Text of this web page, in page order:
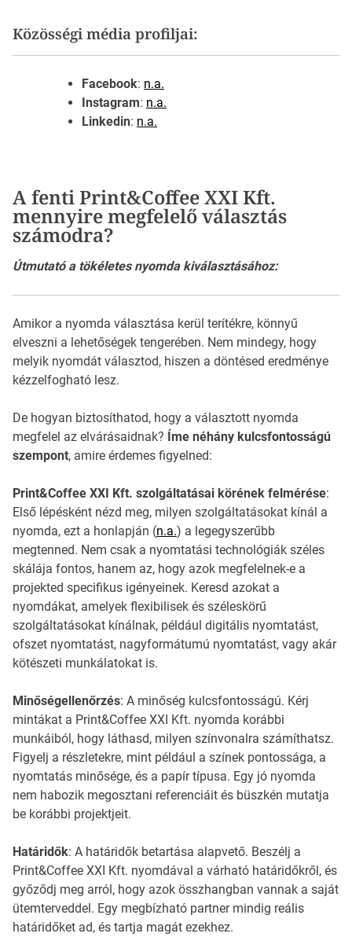
Közösségi média profiljai:
Facebook: n.a.
Instagram: n.a.
Linkedin: n.a.
A fenti Print&Coffee XXI Kft.
mennyire megfelelő választás
számodra?
Útmutató a tökéletes nyomda kiválasztásához:
Amikor a nyomda választása kerül terítékre, könnyű
elveszni a lehetőségek tengerében. Nem mindegy, hogy
melyik nyomdát választod, hiszen a döntésed eredménye
kézzelfogható lesz.
De hogyan biztosíthatod, hogy a választott nyomda
megfelel az elvárásaidnak? Íme néhány kulcsfontosságú
szempont, amire érdemes figyelned:
Print&Coffee XXI Kft. szolgáltatásai körének felmérése:
Első lépésként nézd meg, milyen szolgáltatásokat kínál a
nyomda, ezt a honlapján (n.a.) a legegyszerűbb
megtenned. Nem csak a nyomtatási technológiák széles
skálája fontos, hanem az, hogy azok megfelelnek-e a
projekted specifikus igényeinek. Keresd azokat a
nyomdákat, amelyek flexibilisek és széleskörű
szolgáltatásokat kínálnak, például digitális nyomtatást,
ofszet nyomtatást, nagyformátumú nyomtatást, vagy akár
kötészeti munkálatokat is.
Minőségellenőrzés: A minőség kulcsfontosságú. Kérj
mintákat a Print&Coffee XXI Kft. nyomda korábbi
munkáiból, hogy láthasd, milyen színvonalra számíthatsz.
Figyelj a részletekre, mint például a színek pontossága, a
nyomtatás minősége, és a papír típusa. Egy jó nyomda
nem habozik megosztani referenciáit és büszkén mutatja
be korábbi projektjeit.
Határidők: A határidők betartása alapvető. Beszélj a
Print&Coffee XXI Kft. nyomdával a várható határidőkről, és
győződj meg arról, hogy azok összhangban vannak a saját
ütemterveddel. Egy megbízható partner mindig reális
határidőket ad, és tartja magát ezekhez.